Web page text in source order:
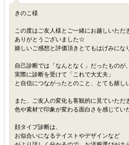
きのこ様
この度はご友人様とご一緒にお越しいただ
ありがとうございました☆
嬉しいご感想と評価頂きとてもはげみにな
自己診断では「なんとなく」だったものが、
実際に診断を受けて「これで大丈夫」
と自信につながったとのこと、とても嬉し
また、ご友人の変化も客観的に見ていただ
色や素材で印象が変わる面白さを感じてい
顔タイプ診断は、
お似合いになるテイストやデザインなど